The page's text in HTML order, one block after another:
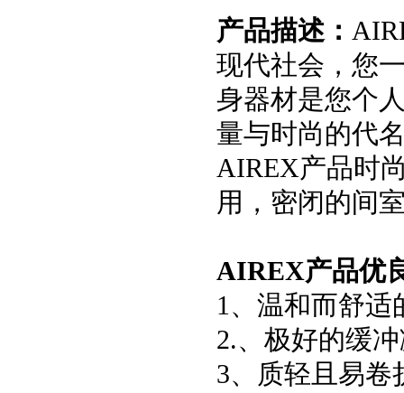
产品描述：
现代社会，您
身器材是您个
量与时尚的代
AIREX产品时
用，密闭的间
AIREX产品优
1、温和而舒适
2.、极好的缓
3、质轻且易卷